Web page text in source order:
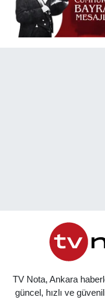
TV Nota, Ankara
güncel, hızlı ve